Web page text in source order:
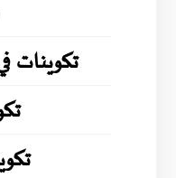
تكوينات